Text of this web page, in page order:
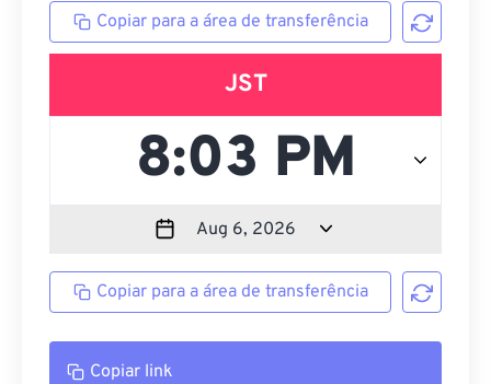
Copiar para a área de transferência
JST
Copiar para a área de transferência
Copiar link